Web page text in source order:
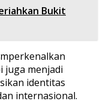
Bukit
juga menjadi
identitas
internasional.